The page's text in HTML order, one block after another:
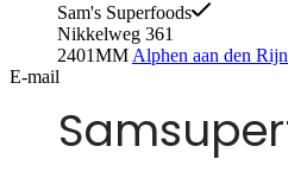
Sam's Superfoods
Nikkelweg 361
2401MM Alphen aan den Rijn
E-mail